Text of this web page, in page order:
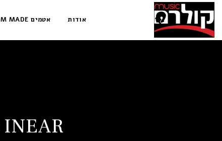
אודות אטמים CUSTOM MADE למוזיקה/מוזיקאים/ הגנה מרעש
INEAR בהתאמה אישית - אוזניות במה מקצועיות